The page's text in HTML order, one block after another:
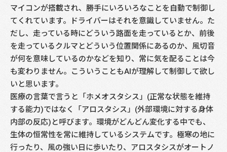
マイコンが搭載され、勝手にいろいろなことを自動で制御し
てくれています。ドライバーはそれを意識していません。た
だし、走っている時にどういう路面を走っているとか、前後
を走っているクルマとどういう位置関係にあるのか、風切音
が何を意味しているのかなどを知り、常に気を配ることは今
も変わりません。こういうこともAIが理解して制御して欲し
いと思います。
医療の言葉で言うと「ホメオスタシス」(正常な状態を維持
する能力)ではなく「アロスタシス」(外部環境に対する身体
内部の反応)と呼びます。環境がどんどん変化する中でも、
生体の恒常性を常に維持しているシステムです。極寒の地に
行ったり、風の強い日に歩いたり、アロスタシスがオートノ